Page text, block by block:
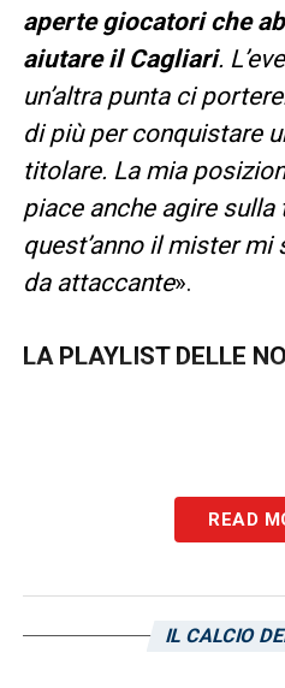
aperte giocatori che
aiutare il Cagliari.
un’altra punta ci
di più per conquistare
titolare. La mia
piace anche agire sulla
quest’anno il mister
da attaccante».
LA PLAYLIST DELLE
READ
IL CALCIO